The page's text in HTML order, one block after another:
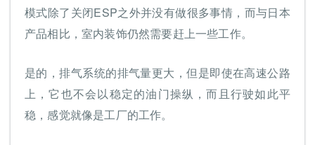
模式除了关闭ESP之外并没有做很多事情，而与日本
产品相比，室内装饰仍然需要赶上一些工作。
是的，排气系统的排气量更大，但是即使在高速公路
上，它也不会以稳定的油门操纵，而且行驶如此平
稳，感觉就像是工厂的工作。